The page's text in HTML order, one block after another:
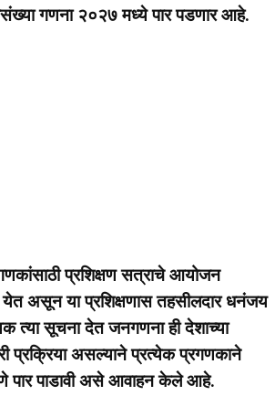
गणना २०२७ मध्ये पार पडणार आहे.
प्रशिक्षण सत्राचे आयोजन
येत असून या प्रशिक्षणास तहसीलदार धनंजय
त्या सूचना देत जनगणना ही देशाच्या
प्रक्रिया असल्याने प्रत्येक प्रगणकाने
पार पाडावी असे आवाहन केले आहे.